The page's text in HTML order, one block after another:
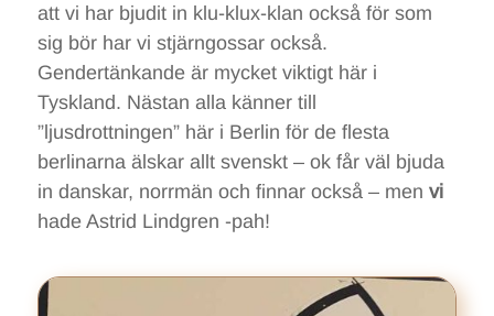
att vi har bjudit in klu-klux-klan också för som
sig bör har vi stjärngossar också.
Gendertänkande är mycket viktigt här i
Tyskland. Nästan alla känner till
”ljusdrottningen” här i Berlin för de flesta
berlinarna älskar allt svenskt – ok får väl bjuda
in danskar, norrmän och finnar också – men vi
hade Astrid Lindgren -pah!